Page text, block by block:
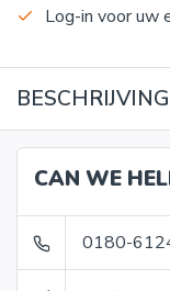
Log-in voor uw
BESCHRIJVING
CAN WE
0180-